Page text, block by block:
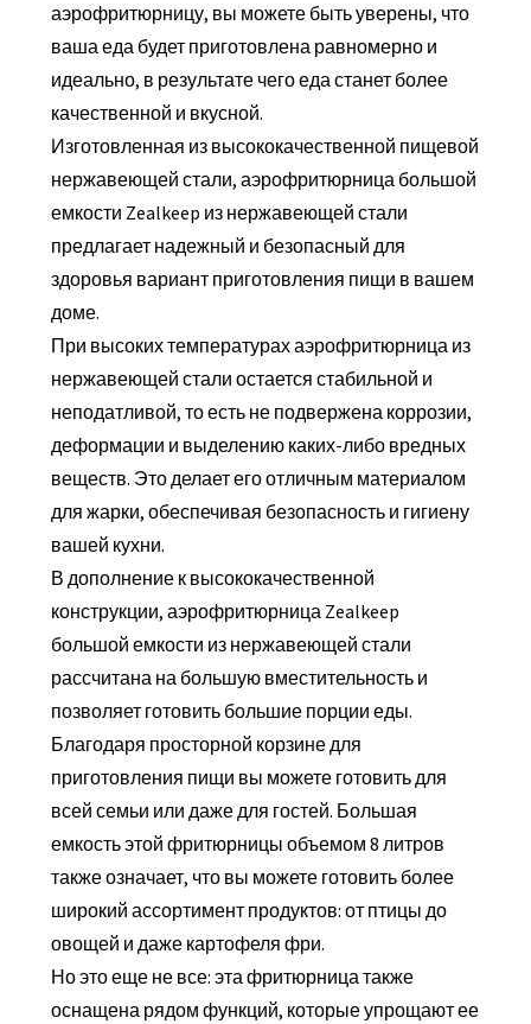
аэрофритюрницу, вы можете быть уверены, что
ваша еда будет приготовлена ​​равномерно и
идеально, в результате чего еда станет более
качественной и вкусной.
Изготовленная из высококачественной пищевой
нержавеющей стали, аэрофритюрница большой
емкости Zealkeep из нержавеющей стали
предлагает надежный и безопасный для
здоровья вариант приготовления пищи в вашем
доме.
При высоких температурах аэрофритюрница из
нержавеющей стали остается стабильной и
неподатливой, то есть не подвержена коррозии,
деформации и выделению каких-либо вредных
веществ. Это делает его отличным материалом
для жарки, обеспечивая безопасность и гигиену
вашей кухни.
В дополнение к высококачественной
конструкции, аэрофритюрница Zealkeep
большой емкости из нержавеющей стали
рассчитана на большую вместительность и
позволяет готовить большие порции еды.
Благодаря просторной корзине для
приготовления пищи вы можете готовить для
всей семьи или даже для гостей. Большая
емкость этой фритюрницы объемом 8 литров
также означает, что вы можете готовить более
широкий ассортимент продуктов: от птицы до
овощей и даже картофеля фри.
Но это еще не все: эта фритюрница также
оснащена рядом функций, которые упрощают ее